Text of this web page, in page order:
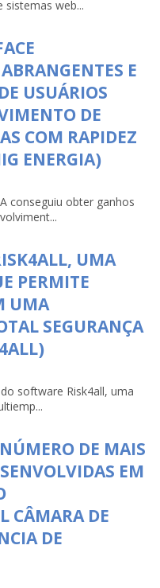
sistemas web...
E
USUÁRIOS
DE
COM RAPIDEZ
ENERGIA)
conseguiu obter ganhos
UMA
PERMITE
UMA
SEGURANÇA
software Risk4all, uma
DE MAIS
EM
CÂMARA DE
DE